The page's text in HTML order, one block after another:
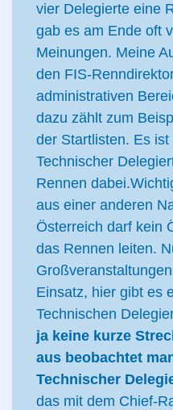
vier Delegierte eine
gab es am Ende oft
Meinungen. Meine
den FIS-
administrativen
dazu zählt zum
der Startlisten. Es
Technischer
Rennen
aus einer anderen
Österreich darf kein
das Rennen leiten.
Einsatz, hier gibt es
Technischen
ja keine kurze
aus beobachtet
Technischer
das mit dem Chief-